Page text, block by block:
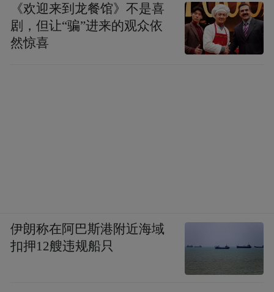
《欢迎来到龙餐馆》不是喜
剧，但让“骗”进来的观众依
然惊喜
伊朗称在阿巴斯港附近海域
扣押12艘违规船只